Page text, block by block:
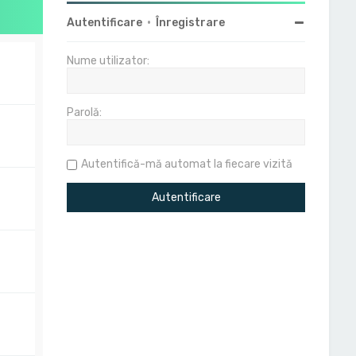
Autentificare • Înregistrare
Nume utilizator:
Parolă:
Autentifică-mă automat la fiecare vizită